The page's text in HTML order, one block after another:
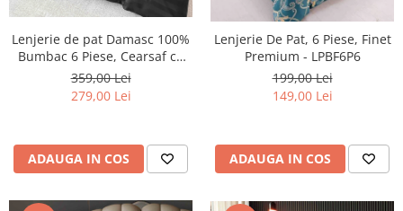
Lenjerie de pat Damasc 100%
Bumbac 6 Piese, Cearsaf cu
Elastic, Negru
359,00 Lei
279,00 Lei
ADAUGA IN COS
Lenjerie De Pat, 6 Piese, Finet
Premium - LPBF6P6
199,00 Lei
149,00 Lei
ADAUGA IN COS